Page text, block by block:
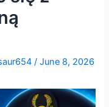
/June 8, 2026